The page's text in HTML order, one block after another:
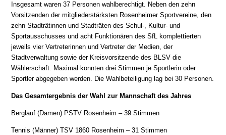
Insgesamt waren 37 Personen wahlberechtigt. Neben den zehn
Vorsitzenden der mitgliederstärksten Rosenheimer Sportvereine, den
zehn Stadträtinnen und Stadträten des Schul-, Kultur- und
Sportausschusses und acht Funktionären des SfL komplettierten
jeweils vier Vertreterinnen und Vertreter der Medien, der
Stadtverwaltung sowie der Kreisvorsitzende des BLSV die
Wählerschaft. Maximal konnten drei Stimmen je Sportlerin oder
Sportler abgegeben werden. Die Wahlbeteiligung lag bei 30 Personen.
Das Gesamtergebnis der Wahl zur Mannschaft des Jahres
Berglauf (Damen) PSTV Rosenheim – 39 Stimmen
Tennis (Männer) TSV 1860 Rosenheim – 31 Stimmen